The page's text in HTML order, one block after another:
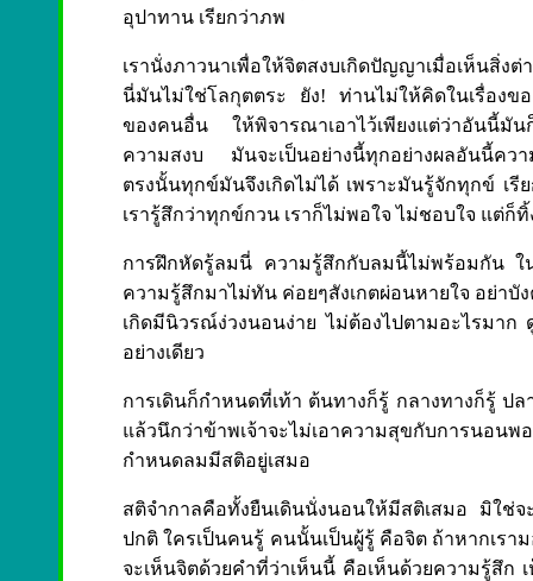
อุปาทาน เรียกว่าภพ
เรานั่งภาวนาเพื่อให้จิตสงบเกิดปัญญาเมื่อเห็นสิ่ง
นี่มันไม่ใช่โลกุตตระ ยัง! ท่านไม่ให้คิดในเรื่อง
ของคนอื่น ให้พิจารณาเอาไว้เพียงแต่ว่าอันนี้มั
ความสงบ มันจะเป็นอย่างนี้ทุกอย่างผลอันนี้คว
ตรงนั้นทุกข์มันจึงเกิดไม่ได้ เพราะมันรู้จักทุกข์ เรี
เรารู้สึกว่าทุกข์กวน เราก็ไม่พอใจ ไม่ชอบใจ แต่ก็
การฝึกหัดรู้ลมนี่ ความรู้สึกกับลมนี้ไม่พร้อมกัน ใ
ความรู้สึกมาไม่ทัน ค่อยๆสังเกตผ่อนหายใจ อย่าบั
เกิดมีนิวรณ์ง่วงนอนง่าย ไม่ต้องไปตามอะไรมา
อย่างเดียว
การเดินก็กำหนดที่เท้า ต้นทางก็รู้ กลางทางก็รู้ ปล
แล้วนึกว่าข้าพเจ้าจะไม่เอาความสุขกับการนอ
กำหนดลมมีสติอยู่เสมอ
สติจำกาลคือทั้งยืนเดินนั่งนอนให้มีสติเสมอ มิใช่
ปกติ ใครเป็นคนรู้ คนนั้นเป็นผู้รู้ คือจิต ถ้าหากเรา
จะเห็นจิตด้วยคำที่ว่าเห็นนี้ คือเห็นด้วยความรู้สึก